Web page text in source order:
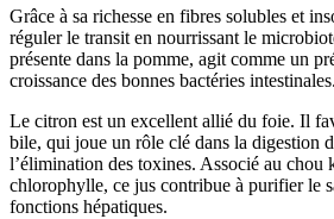
Grâce à sa richesse en fibres solubles et
réguler le transit en nourrissant le
présente dans la pomme, agit comme un
croissance des bonnes bactéries intestinales.
Le citron est un excellent allié du foie. Il
bile, qui joue un rôle clé dans la digestion
l’élimination des toxines. Associé au chou
chlorophylle, ce jus contribue à purifier le
fonctions hépatiques.